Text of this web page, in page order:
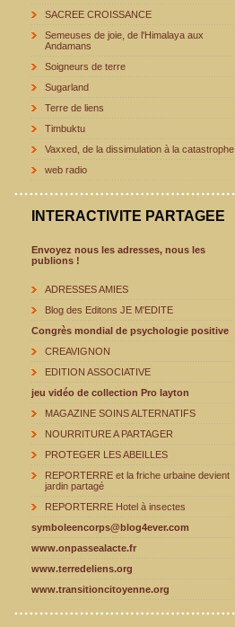
SACREE CROISSANCE
Semeuses de joie, de l'Himalaya aux
Andamans
Soigneurs de terre
Sugarland
Terre de liens
Timbuktu
Vaxxed, de la dissimulation à la catastrophe.
web radio
INTERACTIVITE PARTAGEE
Envoyez nous les adresses, nous les
publions !
ADRESSES AMIES
Blog des Editons JE M'EDITE
Congrès mondial de psychologie positive
CREAVIGNON
EDITION ASSOCIATIVE
jeu vidéo de collection Pro layton
MAGAZINE SOINS ALTERNATIFS
NOURRITURE A PARTAGER
PROTEGER LES ABEILLES
REPORTERRE et la friche urbaine devient
jardin partagé
REPORTERRE Hotel à insectes
symboleencorps@blog4ever.com
www.onpassealacte.fr
www.terredeliens.org
www.transitioncitoyenne.org